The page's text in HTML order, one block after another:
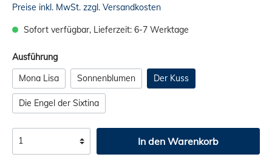
Preise inkl. MwSt. zzgl. Versandkosten
Sofort verfügbar, Lieferzeit: 6-7 Werktage
Ausführung
Mona Lisa
Sonnenblumen Der Kuss
Die Engel der Sixtina
In den Warenkorb